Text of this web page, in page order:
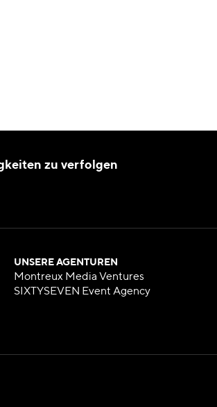
zu verfolgen
UNSERE AGENTUREN
Montreux Media Ventures
SIXTYSEVEN Event Agency